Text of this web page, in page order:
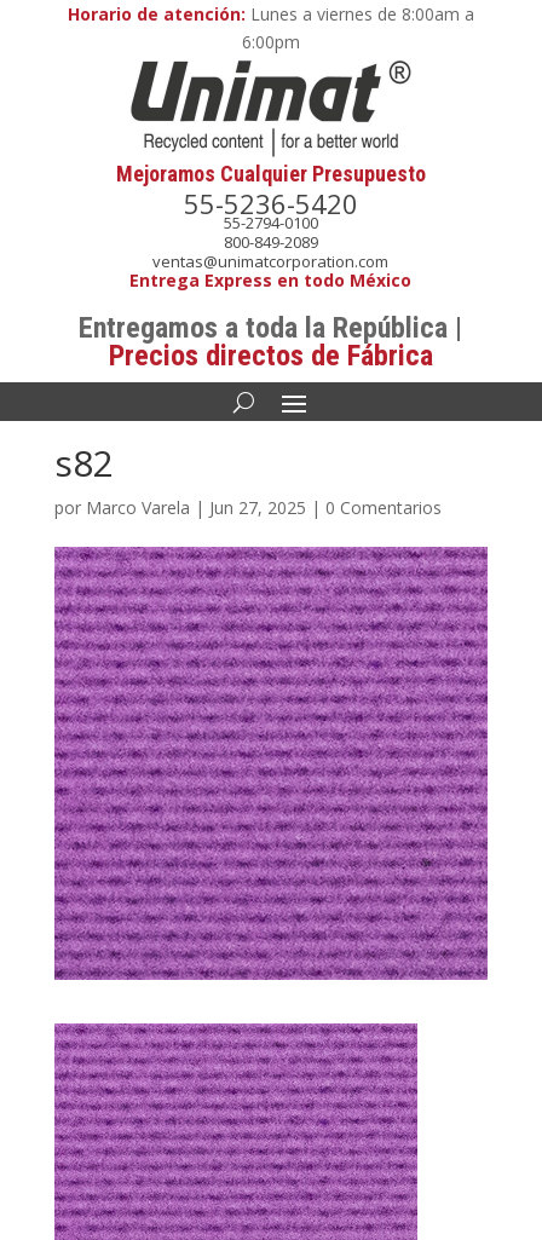
Horario de atención: Lunes a viernes de 8:00am a
6:00pm
Mejoramos Cualquier Presupuesto
55-5236-5420
55-2794-0100
800-849-2089
ventas@unimatcorporation.com
Entrega Express en todo México
Entregamos a toda la República |
Precios directos de Fábrica
s82
por Marco Varela | Jun 27, 2025 | 0 Comentarios